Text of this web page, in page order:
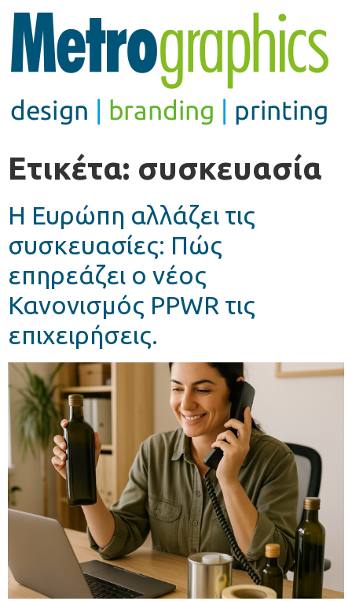
Ετικέτα: συσκευασία
Η Ευρώπη αλλάζει τις
συσκευασίες: Πώς
επηρεάζει ο νέος
Κανονισμός PPWR τις
επιχειρήσεις.